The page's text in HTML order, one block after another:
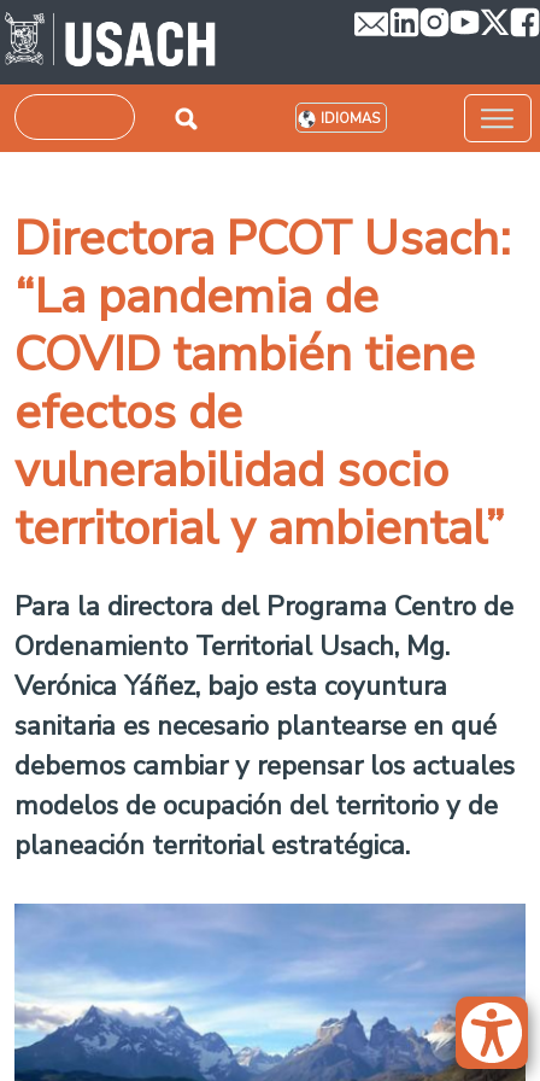
Pasar al contenido principal
Buscar IDIOMAS
Directora PCOT Usach:
“La pandemia de
COVID también tiene
efectos de
vulnerabilidad socio
territorial y ambiental”
Para la directora del Programa Centro de
Ordenamiento Territorial Usach, Mg.
Verónica Yáñez, bajo esta coyuntura
sanitaria es necesario plantearse en qué
debemos cambiar y repensar los actuales
modelos de ocupación del territorio y de
planeación territorial estratégica.